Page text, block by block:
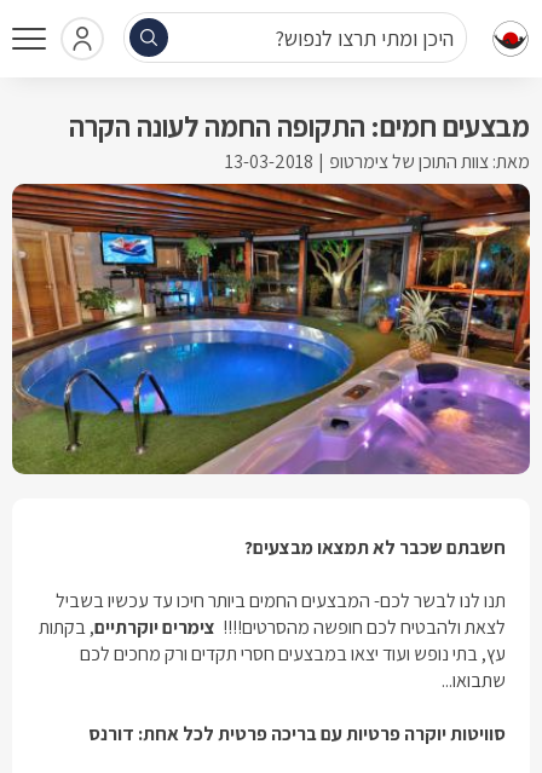
היכן ומתי תרצו לנפוש?
מבצעים חמים: התקופה החמה לעונה הקרה
מאת: צוות התוכן של צימרטופ 13-03-2018
חשבתם שכבר לא תמצאו מבצעים?
תנו לנו לבשר לכם- המבצעים החמים ביותר חיכו עד עכשיו בשביל
לצאת ולהבטיח לכם חופשה מהסרטים!!!! צימרים יוקרתיים, בקתות
עץ, בתי נופש ועוד יצאו במבצעים חסרי תקדים ורק מחכים לכם
שתבואו...
סוויטות יוקרה פרטיות עם בריכה פרטית לכל אחת: דורנס